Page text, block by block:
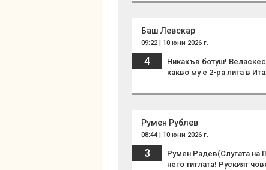
Баш Левскар
09:22 | 10 юни 2026 г.
4
Никакъв ботуш!
какво му е 2-ра лига в
Румен Рублев
08:44 | 10 юни 2026 г.
3
Румен Радев(Слугата на
него титлата! Руският